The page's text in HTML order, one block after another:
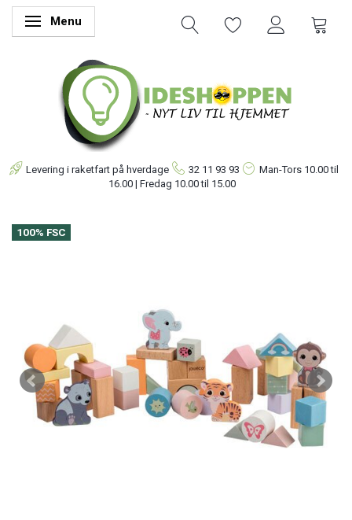
Skifte navigation
Menu
Levering i raketfart på hverdage 32 11 93 93 Man-Tors 10.00 til
16.00 | Fredag 10.00 til 15.00
100% FSC